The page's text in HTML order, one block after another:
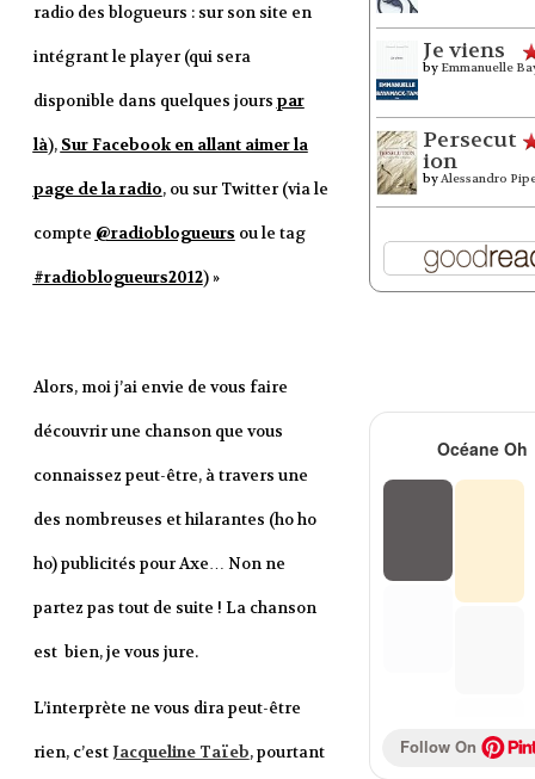
radio des blogueurs : sur son site en
intégrant le player (qui sera
disponible dans quelques jours par
là), Sur Facebook en allant aimer la
page de la radio, ou sur Twitter (via le
compte @radioblogueurs ou le tag
#radioblogueurs2012) »
Alors, moi j’ai envie de vous faire
découvrir une chanson que vous
connaissez peut-être, à travers une
des nombreuses et hilarantes (ho ho
ho) publicités pour Axe… Non ne
partez pas tout de suite ! La chanson
est bien, je vous jure.
L’interprète ne vous dira peut-être
rien, c’estJacqueline Taïeb, pourtant
Je viens
by Emmanuelle
Persecut
ion
byAlessandro
Océane Oh
Follow On